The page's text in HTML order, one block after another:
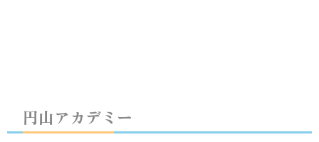
円山アカデミー